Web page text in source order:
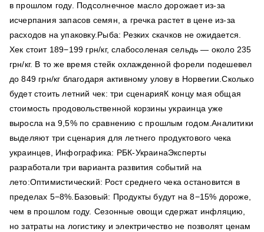
в прошлом году. Подсолнечное масло дорожает из-за
исчерпания запасов семян, а гречка растет в цене из-за
расходов на упаковку.Рыба: Резких скачков не ожидается.
Хек стоит 189−199 грн/кг, слабосоленая сельдь — около 235
грн/кг. В то же время стейк охлажденной форели подешевел
до 849 грн/кг благодаря активному улову в Норвегии.Сколько
будет стоить летний чек: три сценарияК концу мая общая
стоимость продовольственной корзины украинца уже
выросла на 9,5% по сравнению с прошлым годом.Аналитики
выделяют три сценария для летнего продуктового чека
украинцев, Инфографика: РБК-УкраинаЭксперты
разработали три варианта развития событий на
лето:Оптимистический: Рост среднего чека остановится в
пределах 5−8%.Базовый: Продукты будут на 8−15% дороже,
чем в прошлом году. Сезонные овощи сдержат инфляцию,
но затраты на логистику и электричество не позволят ценам